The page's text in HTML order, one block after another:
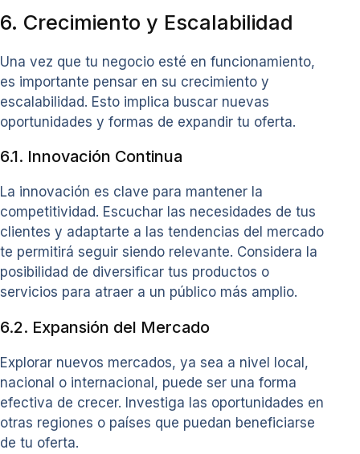
6. Crecimiento y Escalabilidad
Una vez que tu negocio esté en funcionamiento,
es importante pensar en su crecimiento y
escalabilidad. Esto implica buscar nuevas
oportunidades y formas de expandir tu oferta.
6.1. Innovación Continua
La innovación es clave para mantener la
competitividad. Escuchar las necesidades de tus
clientes y adaptarte a las tendencias del mercado
te permitirá seguir siendo relevante. Considera la
posibilidad de diversificar tus productos o
servicios para atraer a un público más amplio.
6.2. Expansión del Mercado
Explorar nuevos mercados, ya sea a nivel local,
nacional o internacional, puede ser una forma
efectiva de crecer. Investiga las oportunidades en
otras regiones o países que puedan beneficiarse
de tu oferta.